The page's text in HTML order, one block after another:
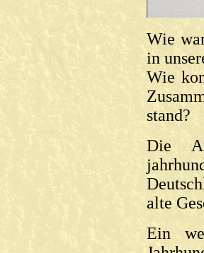
Wie
in
Wie
stand?
Die
alte
Ein